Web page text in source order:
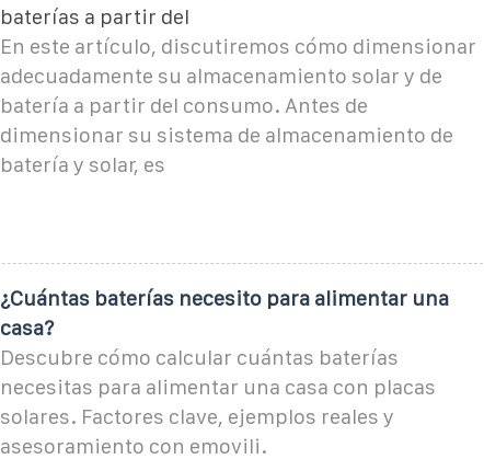
baterías a partir del
En este artículo, discutiremos cómo dimensionar
adecuadamente su almacenamiento solar y de
batería a partir del consumo. Antes de
dimensionar su sistema de almacenamiento de
batería y solar, es
¿Cuántas baterías necesito para alimentar una
casa?
Descubre cómo calcular cuántas baterías
necesitas para alimentar una casa con placas
solares. Factores clave, ejemplos reales y
asesoramiento con emovili.